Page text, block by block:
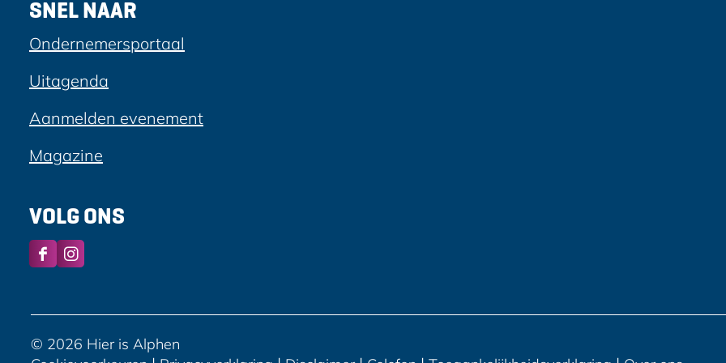
SNEL NAAR
Ondernemersportaal
Uitagenda
Aanmelden evenement
Magazine
VOLG ONS
F
e
b
o
I
t
a
g
© 2026 Hier is Alphen